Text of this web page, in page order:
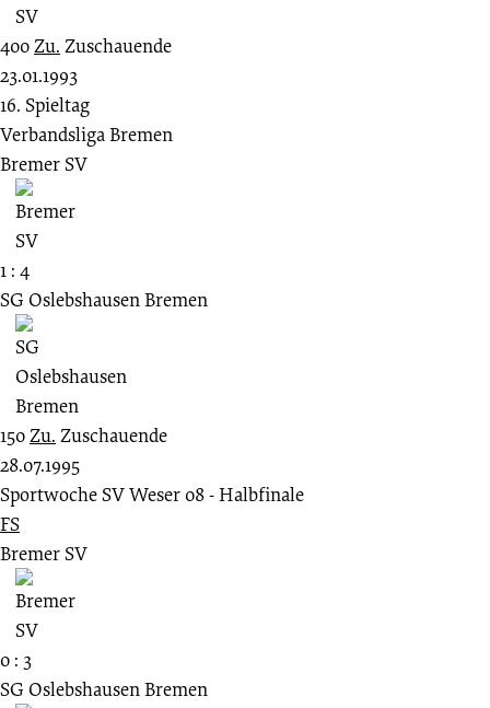
400Zu. Zuschauende
23.01.1993
16. Spieltag
Verbandsliga Bremen
Bremer SV
1 : 4
SG Oslebshausen Bremen
150Zu. Zuschauende
28.07.1995
Sportwoche SV Weser 08 - Halbfinale
FS
Bremer SV
0 : 3
SG Oslebshausen Bremen